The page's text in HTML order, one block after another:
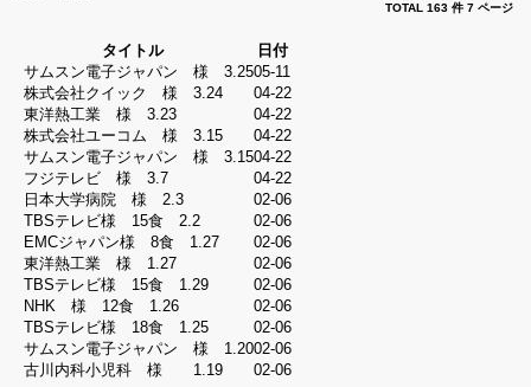
ウ
ン
ト
で
ロ
グ
イ
ン
Facebook
Google
LINE
TOTAL 163 件 7 ページ
タイトル
日付
サムスン電子ジャパン 様 3.2505-11
株式会社クイック 様 3.24
04-22
東洋熱工業 様 3.23
04-22
株式会社ユーコム 様 3.15
04-22
サムスン電子ジャパン 様 3.1504-22
フジテレビ 様 3.7
04-22
日本大学病院 様 2.3
02-06
TBSテレビ様 15食 2.2
02-06
EMCジャパン様 8食 1.27
02-06
東洋熱工業 様 1.27
02-06
TBSテレビ様 15食 1.29
02-06
NHK 様 12食 1.26
02-06
TBSテレビ様 18食 1.25
02-06
サムスン電子ジャパン 様 1.2002-06
古川内科小児科 様 1.19
02-06